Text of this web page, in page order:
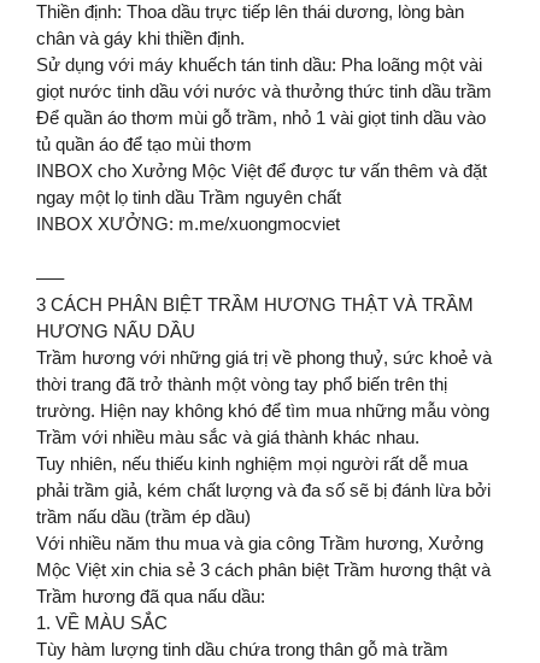
Thiền định: Thoa dầu trực tiếp lên thái dương, lòng bàn
chân và gáy khi thiền định.
Sử dụng với máy khuếch tán tinh dầu: Pha loãng một vài
giọt nước tinh dầu với nước và thưởng thức tinh dầu trầm
Để quần áo thơm mùi gỗ trầm, nhỏ 1 vài giọt tinh dầu vào
tủ quần áo để tạo mùi thơm
INBOX cho Xưởng Mộc Việt để được tư vấn thêm và đặt
ngay một lọ tinh dầu Trầm nguyên chất
INBOX XƯỞNG: m.me/xuongmocviet
—–
3 CÁCH PHÂN BIỆT TRẦM HƯƠNG THẬT VÀ TRẦM
HƯƠNG NẤU DẦU
Trầm hương với những giá trị về phong thuỷ, sức khoẻ và
thời trang đã trở thành một vòng tay phổ biến trên thị
trường. Hiện nay không khó để tìm mua những mẫu vòng
Trầm với nhiều màu sắc và giá thành khác nhau.
Tuy nhiên, nếu thiếu kinh nghiệm mọi người rất dễ mua
phải trầm giả, kém chất lượng và đa số sẽ bị đánh lừa bởi
trầm nấu dầu (trầm ép dầu)
Với nhiều năm thu mua và gia công Trầm hương, Xưởng
Mộc Việt xin chia sẻ 3 cách phân biệt Trầm hương thật và
Trầm hương đã qua nấu dầu:
1. VỀ MÀU SẮC
Tùy hàm lượng tinh dầu chứa trong thân gỗ mà trầm